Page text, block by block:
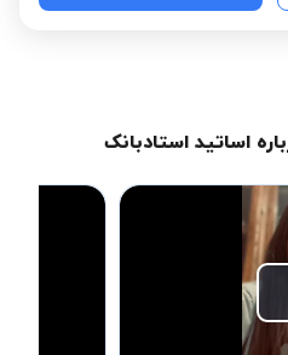
اساتید استادبانک